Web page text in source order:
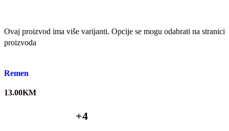
Ovaj proizvod ima više varijanti. Opcije se mogu odabrati na stranici
proizvoda
Remen
13.00KM
+4